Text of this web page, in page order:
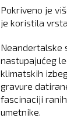
Pokriveno je
je koristila
Neandertalske
nastupajućeg
klimatskih
gravure
fascinaciji
umetnike.